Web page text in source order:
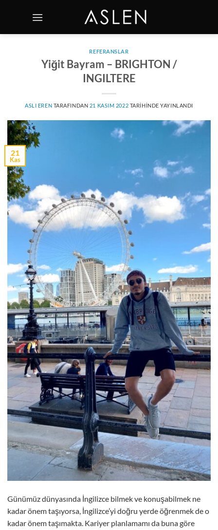
REFERANSLAR
Yiğit Bayram – BRIGHTON /
INGILTERE
ASLI EREN TARAFINDAN 21 KASIM 2022 TARIHINDE YAYINLANDI
21
Kas
Günümüz dünyasında İngilizce bilmek ve konuşabilmek ne
kadar önem taşıyorsa, İngilizce’yi doğru yerde öğrenmek de o
kadar önem taşımakta. Kariyer planlamamı da buna göre